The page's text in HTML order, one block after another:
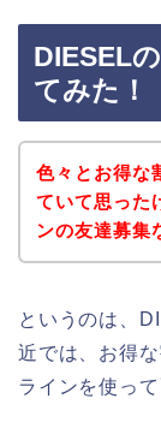
DIESEL
てみた！
色々とお得な
ていて思った
ンの友達募集
というのは、
近では、お得
ラインを使っ